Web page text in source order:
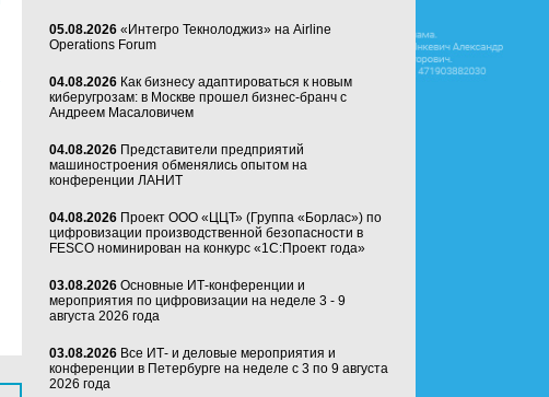
05.08.2026 «Интегро Текнолоджиз» на Airline
Operations Forum
04.08.2026 Как бизнесу адаптироваться к новым
киберугрозам: в Москве прошел бизнес-бранч с
Андреем Масаловичем
04.08.2026 Представители предприятий
машиностроения обменялись опытом на
конференции ЛАНИТ
04.08.2026 Проект ООО «ЦЦТ» (Группа «Борлас») по
цифровизации производственной безопасности в
FESCO номинирован на конкурс «1С:Проект года»
03.08.2026 Основные ИТ-конференции и
мероприятия по цифровизации на неделе 3 - 9
августа 2026 года
03.08.2026 Все ИТ- и деловые мероприятия и
конференции в Петербурге на неделе с 3 по 9 августа
2026 года